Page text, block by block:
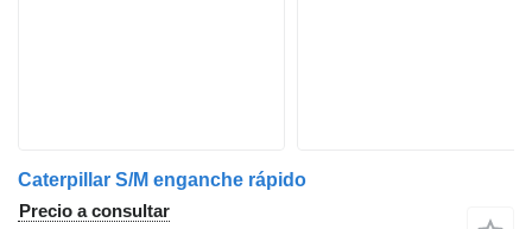
Caterpillar S/M enganche rápido
Precio a consultar